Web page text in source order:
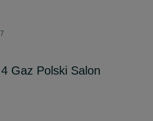
Gaz Polski Salon